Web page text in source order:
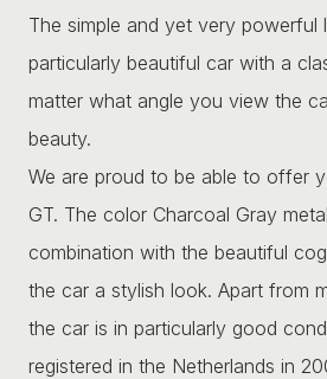
The simple and yet very powerful
particularly beautiful car with a
matter what angle you view the
beauty.
We are proud to be able to offer
GT. The color Charcoal Gray
combination with the beautiful
the car a stylish look. Apart from
the car is in particularly good
registered in the Netherlands in